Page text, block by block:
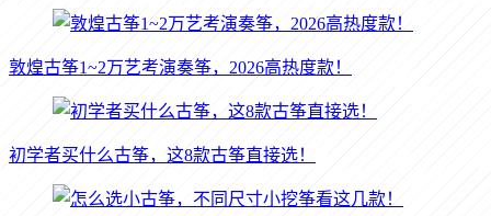
敦煌古筝1~2万艺考演奏筝，2026高热度款！
初学者买什么古筝，这8款古筝直接选！